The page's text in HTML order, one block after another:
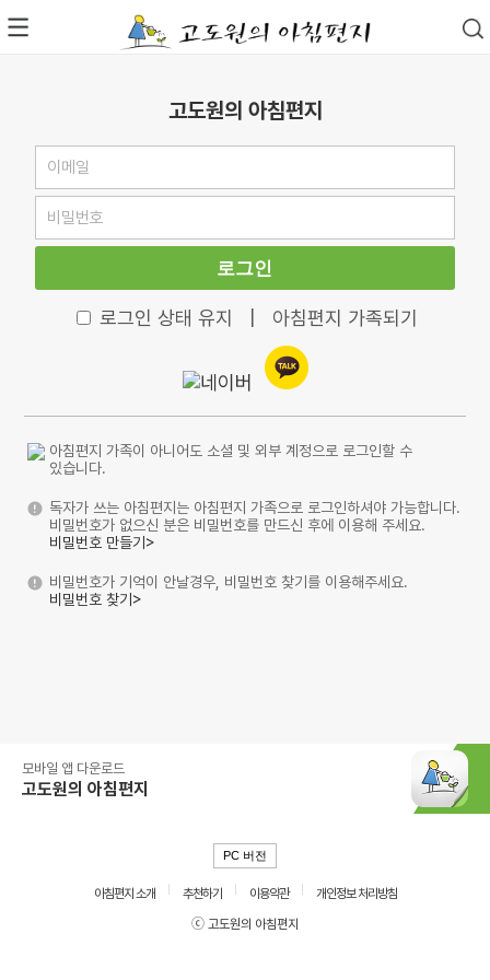
고도원의 아침편지
로그인
로그인 상태 유지 아침편지 가족되기
아침편지 가족이 아니어도 소셜 및 외부 계정으로 로그인할 수
있습니다.
독자가 쓰는 아침편지는 아침편지 가족으로 로그인하셔야 가능합니다.
비밀번호가 없으신 분은 비밀번호를 만드신 후에 이용해 주세요.
비밀번호 만들기>
비밀번호가 기억이 안날경우, 비밀번호 찾기를 이용해주세요.
비밀번호 찾기>
모바일 앱 다운로드
고도원의 아침편지
PC 버전
아침편지 소개 추천하기 이용약관
개인정보 처리방침
ⓒ 고도원의 아침편지